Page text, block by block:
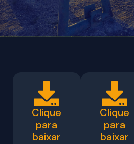
Clique
para
baixar
Clique
para
baixar